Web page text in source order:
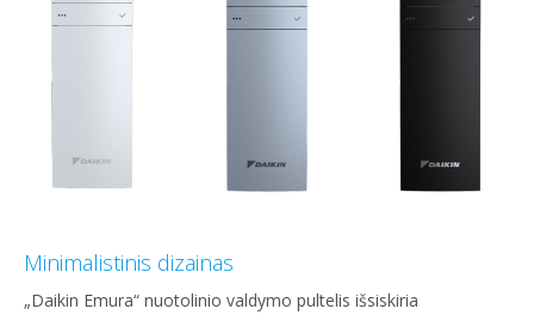
Minimalistinis dizainas
„Daikin Emura“ nuotolinio valdymo pultelis išsiskiria